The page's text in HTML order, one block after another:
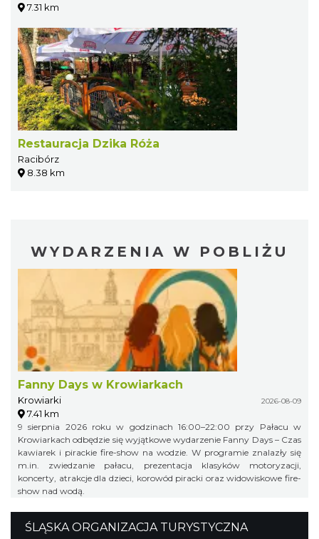
7.31 km
Restauracja Dzika Róża
Racibórz
8.38 km
WYDARZENIA W POBLIŻU
Fanny Days w Krowiarkach
Krowiarki 2026-08-09
7.41 km
9 sierpnia 2026 roku w godzinach 16:00–22:00 przy Pałacu w
Krowiarkach odbędzie się wyjątkowe wydarzenie Fanny Days – Czas
kawiarek i pirackie fire-show na wodzie. W programie znalazły się
m.in. zwiedzanie pałacu, prezentacja klasyków motoryzacji,
koncerty, atrakcje dla dzieci, korowód piracki oraz widowiskowe fire-
show nad wodą.
ŚLĄSKA ORGANIZACJA TURYSTYCZNA